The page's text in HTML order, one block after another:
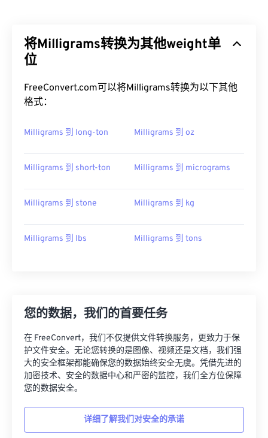
将Milligrams转换为其他weight单
位
FreeConvert.com可以将Milligrams转换为以下其他
格式：
Milligrams 到 long-ton Milligrams 到 oz
Milligrams 到 short-ton Milligrams 到 micrograms
Milligrams 到 stone Milligrams 到 kg
Milligrams 到 lbs Milligrams 到 tons
您的数据，我们的首要任务
在 FreeConvert，我们不仅提供文件转换服务，更致力于保
护文件安全。无论您转换的是图像、视频还是文档，我们强
大的安全框架都能确保您的数据始终安全无虞。凭借先进的
加密技术、安全的数据中心和严密的监控，我们全方位保障
您的数据安全。
详细了解我们对安全的承诺